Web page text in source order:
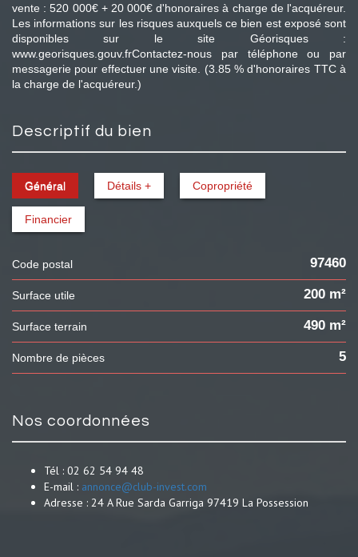
vente : 520 000€ + 20 000€ d'honoraires à charge de l'acquéreur.
Les informations sur les risques auxquels ce bien est exposé sont
disponibles sur le site Géorisques :
www.georisques.gouv.frContactez-nous par téléphone ou par
messagerie pour effectuer une visite. (3.85 % d'honoraires TTC à
la charge de l'acquéreur.)
descriptif du bien
Général Détails + Copropriété
Financier
Code postal 97460
Surface utile 200 m²
surface terrain 490 m²
Nombre de pièces 5
nos coordonnées
Tél : 02 62 54 94 48
E-mail : annonce@club-invest.com
Adresse : 24 A Rue Sarda Garriga 97419 La Possession